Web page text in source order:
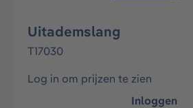
Uitademslang
T17030
Log in om prijzen te zien
Inloggen